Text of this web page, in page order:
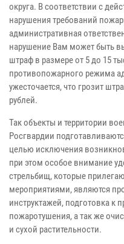
округа. В соответствии с
нарушения требований
административная
нарушение Вам может быть
штраф в размере от 5 до 15
противопожарного режима
ужесточается, что грозит
рублей.
Так объекты и территории
Росгвардии
целью исключения
при этом особое внимание
стрельбищ, которые
мероприятиями, являются
инструктажей, подготовка к
пожаротушения, а так же
и сухой растительности.